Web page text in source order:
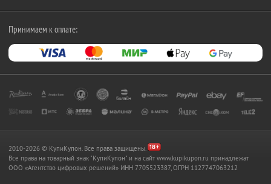
Принимаем к оплате:
2010-2026 © КупиКупон. Все права защищены.
Все права на товарный знак "КупиКупон" и на сайт www.kupikupon.ru принадлежат
OOO «Агентство цифровых решений» ИНН 7705523387, ОГРН 1127747063212